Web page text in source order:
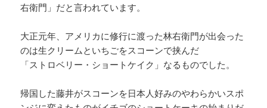
右衛門」 だと言われています。
大正元年、アメリカに修行に渡った林右衛門が出会った
のは生クリームといちごをスコーンで挟んだ
「ストロベリー・ショートケイク」 なるものでした。
帰国した藤井がスコーンを日本人好みのやわらかいスポ